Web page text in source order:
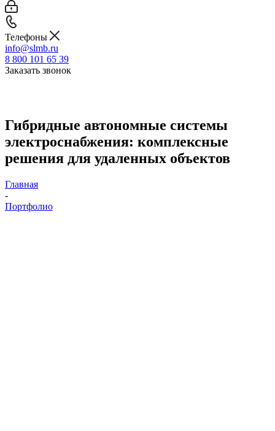
Телефоны
info@slmb.ru
8 800 101 65 39
Заказать звонок
Гибридные автономные системы
электроснабжения: комплексные
решения для удаленных объектов
Главная
-
Портфолио